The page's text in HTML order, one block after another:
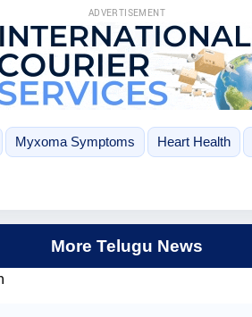
ADVERTISEMENT
Myxoma Symptoms Heart Health
More Telugu News